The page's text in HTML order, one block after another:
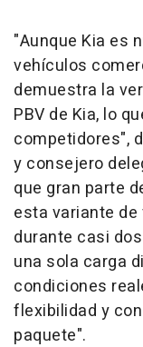
"Aunque Kia es
vehículos
demuestra la
PBV de Kia, lo
competidores",
y consejero
que gran parte
esta variante
durante casi
una sola carga
condiciones
flexibilidad y
paquete".